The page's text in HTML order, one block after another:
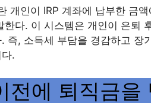
개인이 IRP 계좌에 납부한 금
한다. 이 시스템은 개인이 은퇴
즉, 소득세 부담을 경감하고 장
.
전에 퇴직금을